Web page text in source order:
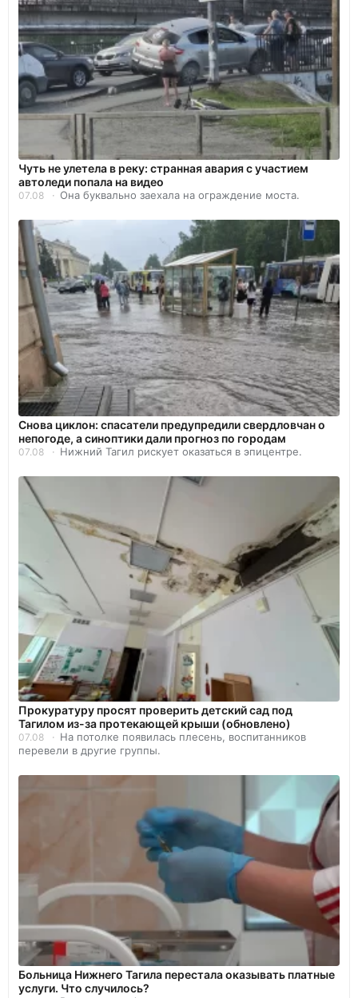
Чуть не улетела в реку: странная авария с участием
автоледи попала на видео
07.08 Она буквально заехала на ограждение моста.
Снова циклон: спасатели предупредили свердловчан о
непогоде, а синоптики дали прогноз по городам
07.08 Нижний Тагил рискует оказаться в эпицентре.
Прокуратуру просят проверить детский сад под
Тагилом из-за протекающей крыши (обновлено)
07.08
На потолке появилась плесень, воспитанников
перевели в другие группы.
Больница Нижнего Тагила перестала оказывать платные
услуги. Что случилось?